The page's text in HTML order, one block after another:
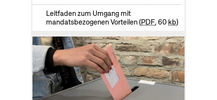
Leitfaden zum Umgang mit
mandatsbezogenen Vorteilen PDF, 60 kb